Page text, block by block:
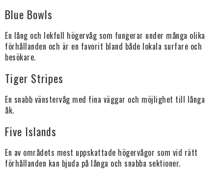
Blue Bowls
En lång och lekfull högervåg som fungerar under många olika
förhållanden och är en favorit bland både lokala surfare och
besökare.
Tiger Stripes
En snabb vänstervåg med fina väggar och möjlighet till långa
åk.
Five Islands
En av områdets mest uppskattade högervågor som vid rätt
förhållanden kan bjuda på långa och snabba sektioner.